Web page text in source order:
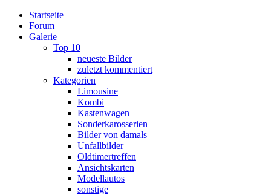
Startseite
Forum
Galerie
Top 10
neueste Bilder
zuletzt kommentiert
Kategorien
Limousine
Kombi
Kastenwagen
Sonderkarosserien
Bilder von damals
Unfallbilder
Oldtimertreffen
Ansichtskarten
Modellautos
sonstige